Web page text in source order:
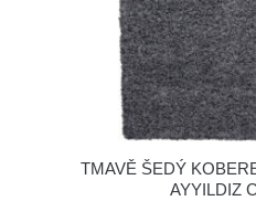
TMAVĚ ŠEDÝ
AYYILDIZ